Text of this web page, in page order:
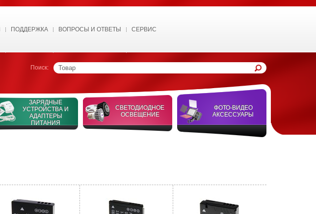
ПОДДЕРЖКА ВОПРОСЫ И ОТВЕТЫ СЕРВИС
Поиск:
ЗАРЯДНЫЕ
УСТРОЙСТВА И
АДАПТЕРЫ
ПИТАНИЯ
СВЕТОДИОДНОЕ
ОСВЕЩЕНИЕ
ФОТО-ВИДЕО
АКСЕССУАРЫ